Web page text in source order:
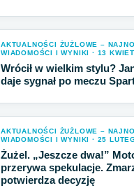
AKTUALNOŚCI ŻUŻLOWE –
WIADOMOŚCI I WYNIKI · 13
Wrócił w wielkim stylu?
daje sygnał po meczu
AKTUALNOŚCI ŻUŻLOWE –
WIADOMOŚCI I WYNIKI · 25
Żużel. „Jeszcze dwa!”
przerywa spekulacje.
potwierdza decyzję